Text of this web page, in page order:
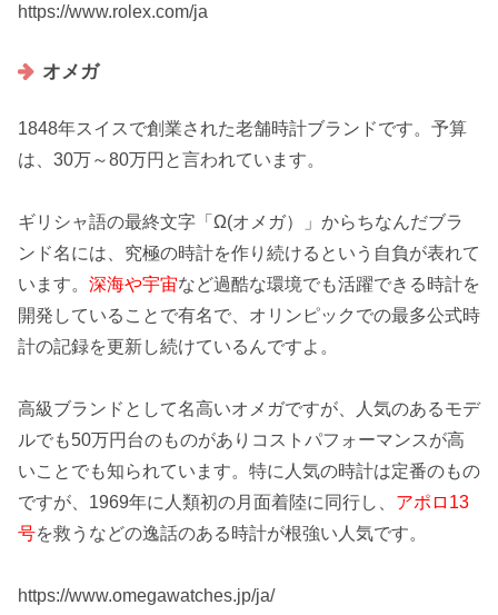
https://www.rolex.com/ja
オメガ
1848年スイスで創業された老舗時計ブランドです。予算
は、 30万～80万円 と言われています。
ギリシャ語の最終文字「Ω(オメガ）」からちなんだブラ
ンド名には、究極の時計を作り続けるという自負が表れて
います。 深海や宇宙など過酷な環境でも活躍できる時計を
開発していることで有名で、オリンピックでの最多公式時
計の記録を更新し続けているんですよ。
高級ブランドとして名高いオメガですが、人気のあるモデ
ルでも50万円台のものがあり コストパフォーマンスが高
いことでも知られています。特に人気の時計は定番のもの
ですが、1969年に人類初の月面着陸に同行し、 アポロ13
号を救うなどの逸話のある時計が根強い人気です。
https://www.omegawatches.jp/ja/